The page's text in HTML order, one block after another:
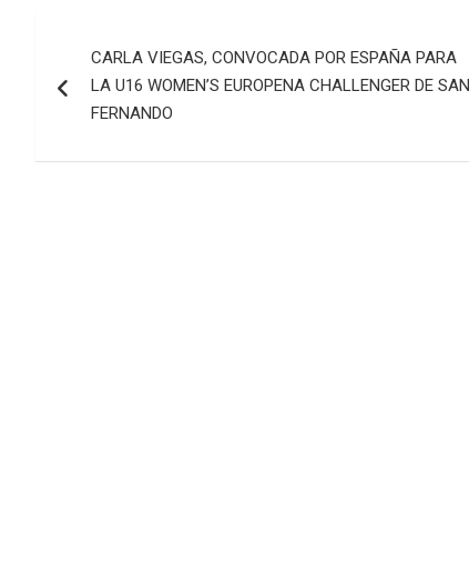
de
entradas
CARLA VIEGAS, CONVOCADA POR ESPAÑA PARA
LA U16 WOMEN’S EUROPENA CHALLENGER DE SAN
FERNANDO